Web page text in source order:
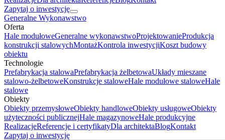
Zapytaj o inwestycję
Generalne Wykonawstwo
Oferta
Hale modułoweGeneralne wykonawstwoProjektowanieProdukcja
konstrukcji stalowychMontażKontrola inwestycjiKoszt budowy
obiektu
Technologie
Prefabrykacja stalowaPrefabrykacja żelbetowaUkłady mieszane
stalowo-żelbetoweKonstrukcje staloweHale modułowe staloweHale
stalowe
Obiekty
Obiekty przemysłoweObiekty handloweObiekty usługoweObiekty
użyteczności publicznejHale magazynoweHale produkcyjne
RealizacjeReferencje i certyfikatyDla architektaBlogKontakt
Zapytaj o inwestycję